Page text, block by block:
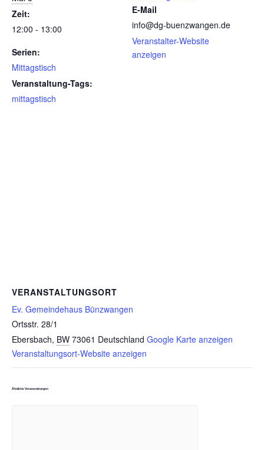
Zeit:
12:00 - 13:00
Serien:
Mittagstisch
Veranstaltung-Tags:
mittagstisch
E-Mail
info@dg-buenzwangen.de
Veranstalter-Website
anzeigen
VERANSTALTUNGSORT
Ev. Gemeindehaus Bünzwangen
Ortsstr. 28/1
Ebersbach, BW 73061 Deutschland Google Karte anzeigen
Veranstaltungsort-Website anzeigen
Ähnliche Veranstaltungen